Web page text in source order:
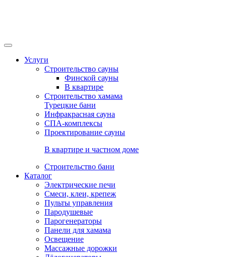
Услуги
Строительство сауны
Финской сауны
В квартире
Строительство хамама
Турецкие бани
Инфракрасная сауна
СПА-комплексы
Проектирование сауны
В квартире и частном доме
Строительство бани
Каталог
Электрические печи
Смеси, клеи, крепеж
Пульты управления
Пародушевые
Парогенераторы
Панели для хамама
Освещение
Массажные дорожки